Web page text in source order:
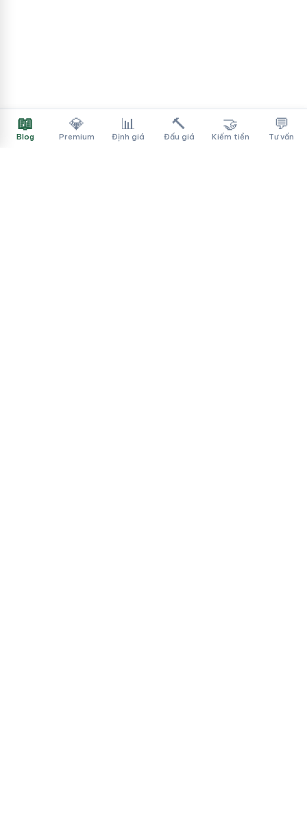
📖
Blog
💎
Premium
📊
Định giá
🔨
Đấu giá
🤝
Kiếm tiền
💬
Tư vấn